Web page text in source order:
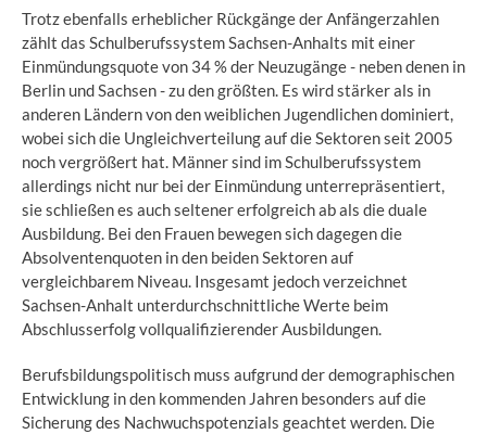
Trotz ebenfalls erheblicher Rückgänge der Anfängerzahlen
zählt das Schulberufssystem Sachsen-Anhalts mit einer
Einmündungsquote von 34 % der Neuzugänge - neben denen in
Berlin und Sachsen - zu den größten. Es wird stärker als in
anderen Ländern von den weiblichen Jugendlichen dominiert,
wobei sich die Ungleichverteilung auf die Sektoren seit 2005
noch vergrößert hat. Männer sind im Schulberufssystem
allerdings nicht nur bei der Einmündung unterrepräsentiert,
sie schließen es auch seltener erfolgreich ab als die duale
Ausbildung. Bei den Frauen bewegen sich dagegen die
Absolventenquoten in den beiden Sektoren auf
vergleichbarem Niveau. Insgesamt jedoch verzeichnet
Sachsen-Anhalt unterdurchschnittliche Werte beim
Abschlusserfolg vollqualifizierender Ausbildungen.
Berufsbildungspolitisch muss aufgrund der demographischen
Entwicklung in den kommenden Jahren besonders auf die
Sicherung des Nachwuchspotenzials geachtet werden. Die